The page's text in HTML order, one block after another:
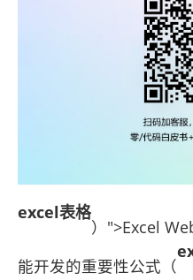
excel表格
）">Excel
能开发的重要性公式（